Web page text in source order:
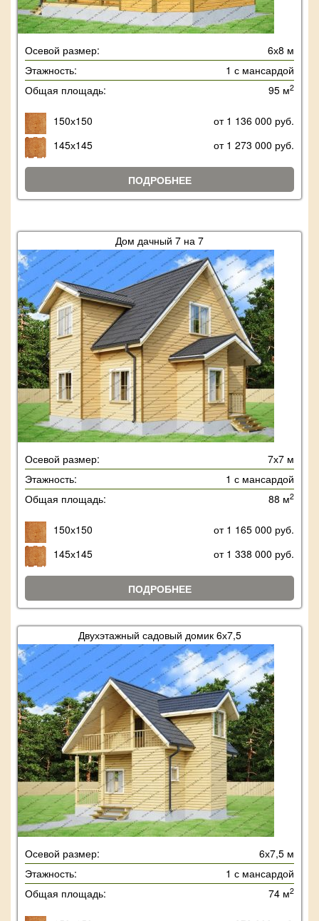
Осевой размер:
6х8 м
Этажность:
1 с мансардой
Общая площадь:
95 м2
150х150
от 1 136 000 руб.
145х145
от 1 273 000 руб.
ПОДРОБНЕЕ
Дом дачный 7 на 7
Осевой размер:
7х7 м
Этажность:
1 с мансардой
Общая площадь:
88 м2
150х150
от 1 165 000 руб.
145х145
от 1 338 000 руб.
ПОДРОБНЕЕ
Двухэтажный садовый домик 6х7,5
Осевой размер:
6х7,5 м
Этажность:
1 с мансардой
Общая площадь:
74 м2